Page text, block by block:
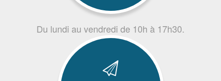
Du lundi au vendredi de 10h à 17h30.